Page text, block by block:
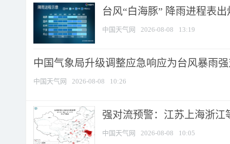
台风“白海豚” 降雨进程表
中国天气网 2026-08-08 13:19
中国气象局升级调整应急响应为台风暴雨
中国天气网 2026-08-08 10:26
强对流预警：江苏上海浙江
中国天气网 2026-08-08 10:05